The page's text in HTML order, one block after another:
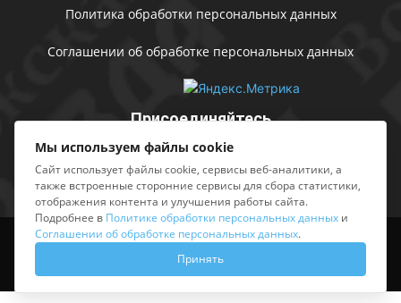
Политика обработки персональных данных
Соглашении об обработке персональных данных
Присоединяйтесь
Выходные данные Sing in
© АМУ «Редакция газеты «Волжская правда», 2012-2026
Мы используем файлы cookie
Сайт использует файлы cookie, сервисы веб-аналитики, а
также встроенные сторонние сервисы для сбора статистики,
отображения контента и улучшения работы сайта.
Подробнее в Политике обработки персональных данных и
Соглашении об обработке персональных данных.
Принять